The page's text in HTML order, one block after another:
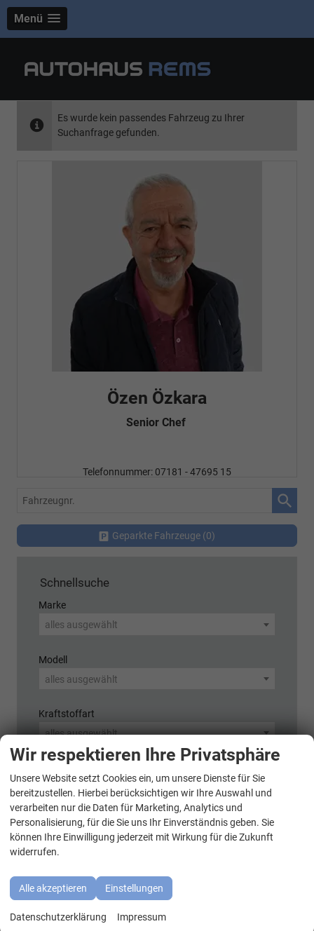
Menü
Es wurde kein passendes Fahrzeug zu Ihrer
Suchanfrage gefunden.
Özen Özkara
Senior Chef
Telefonnummer: 07181 - 47695 15
Fahrzeugnr.
Geparkte Fahrzeuge (0)
Schnellsuche
Marke
alles ausgewählt
Modell
alles ausgewählt
Kraftstoffart
alles ausgewählt
364 Ergebnisse anzeigen
Wir respektieren Ihre Privatsphäre
Unsere Website setzt Cookies ein, um unsere Dienste für Sie
bereitzustellen. Hierbei berücksichtigen wir Ihre Auswahl und
verarbeiten nur die Daten für Marketing, Analytics und
Personalisierung, für die Sie uns Ihr Einverständnis geben. Sie
können Ihre Einwilligung jederzeit mit Wirkung für die Zukunft
widerrufen.
Alle akzeptieren Einstellungen
Datenschutzerklärung Impressum